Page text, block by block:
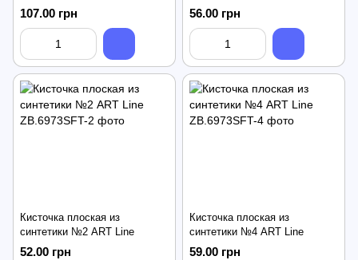
ART Line
107.00 грн
ART Line
56.00 грн
Кисточка плоская из
синтетики №2 ART Line
52.00 грн
Кисточка плоская из
синтетики №4 ART Line
59.00 грн